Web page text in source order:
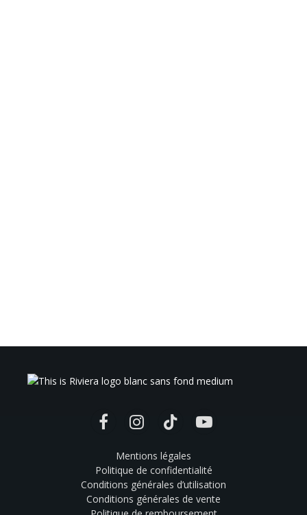
FacebookInstagramTikTok YouTube
Mentions légales
Politique de confidentialité
Conditions générales d’utilisation
Conditions générales de vente